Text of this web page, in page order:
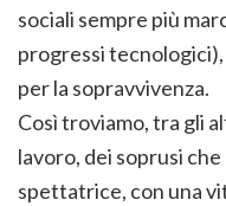
sociali sempre più
progressi
per la sopravvivenza.
Così troviamo, tra gli
lavoro, dei soprusi
spettatrice, con una